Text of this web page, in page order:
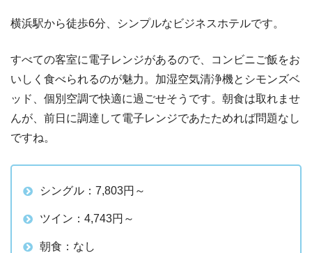
横浜駅から徒歩6分、シンプルなビジネスホテルです。
すべての客室に電子レンジがあるので、コンビニご飯をお
いしく食べられるのが魅力。加湿空気清浄機とシモンズベ
ッド、個別空調で快適に過ごせそうです。朝食は取れませ
んが、前日に調達して電子レンジであたためれば問題なし
ですね。
シングル：7,803円～
ツイン：4,743円～
朝食：なし